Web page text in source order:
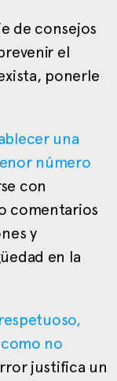
de consejos
el
ponerle
una
número
con
comentarios
y
en la
no
justifica un